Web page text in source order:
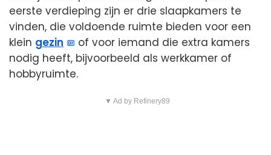
eerste verdieping zijn er drie slaapkamers te
vinden, die voldoende ruimte bieden voor een
klein gezin
of voor iemand die extra kamers
nodig heeft, bijvoorbeeld als werkkamer of
hobbyruimte.
▼ Ad by Refinery89